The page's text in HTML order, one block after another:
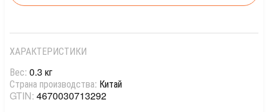
ХАРАКТЕРИСТИКИ
Вес: 0.3 кг
Страна производства: Китай
GTIN: 4670030713292